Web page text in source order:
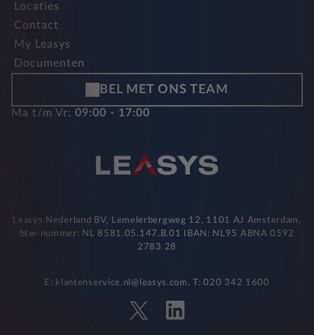
Locaties
Contact
My Leasys
Documenten
BEL MET ONS TEAM
Ma t/m Vr: 09:00 - 17:00
Leasys Nederland BV, Lemelerbergweg 12, 1101 AJ Amsterdam,
btw-nummer: NL 8581.05.147.B.01 IBAN: NL95 ABNA 0592
2783 28
E: klantenservice.nl@leasys.com, T: 020 342 1600